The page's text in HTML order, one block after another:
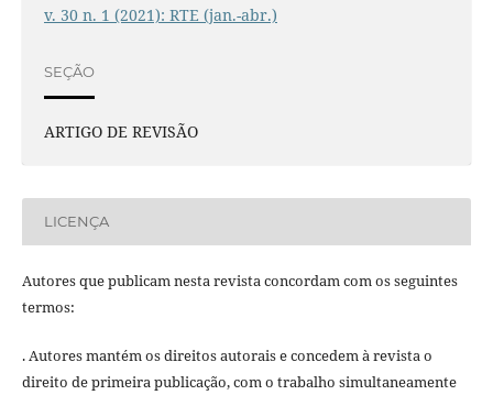
v. 30 n. 1 (2021): RTE (jan.-abr.)
SEÇÃO
ARTIGO DE REVISÃO
LICENÇA
Autores que publicam nesta revista concordam com os seguintes
termos:
. Autores mantém os direitos autorais e concedem à revista o
direito de primeira publicação, com o trabalho simultaneamente